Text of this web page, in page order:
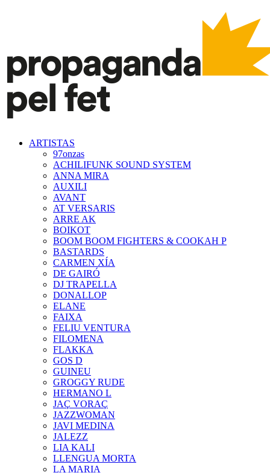
ARTISTAS
97onzas
ACHILIFUNK SOUND SYSTEM
ANNA MIRA
AUXILI
AVANT
AT VERSARIS
ARRE AK
BOIKOT
BOOM BOOM FIGHTERS & COOKAH P
BASTARDS
CARMEN XÍA
DE GAIRÓ
DJ TRAPELLA
DONALLOP
ELANE
FAIXA
FELIU VENTURA
FILOMENA
FLAKKA
GOS D
GUINEU
GROGGY RUDE
HERMANO L
JAÇ VORAÇ
JAZZWOMAN
JAVI MEDINA
JALEZZ
LIA KALI
LLENGUA MORTA
LA MARIA